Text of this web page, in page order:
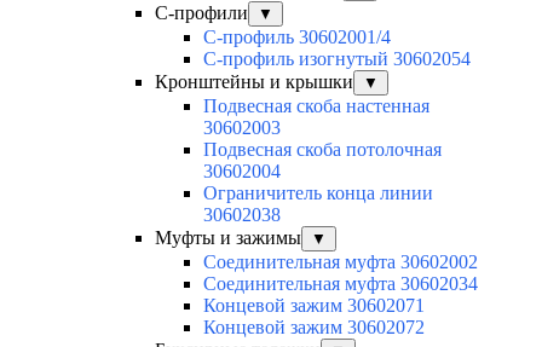
С-профили ▼
С-профиль 30602001/4
С-профиль изогнутый 30602054
Кронштейны и крышки
▼
Подвесная скоба настенная
30602003
Подвесная скоба потолочная
30602004
Ограничитель конца линии
30602038
Муфты и зажимы
▼
Соединительная муфта 30602002
Соединительная муфта 30602034
Концевой зажим 30602071
Концевой зажим 30602072